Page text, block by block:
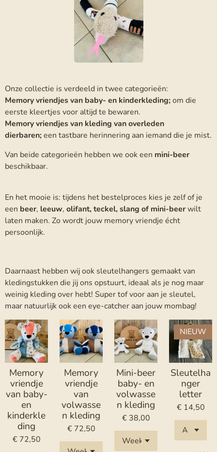
Onze collectie is verdeeld in twee categorieën:
Memory vriendjes van baby- en kinderkleding;om die
eerste kleertjes voor altijd te bewaren.
Memory vriendjes van kleding van overleden
dierbaren;een tastbare herinnering aan iemand die je mist.
Van beide categorieën hebben we ook een mini-beer
beschikbaar.
En het mooie is: tijdens het bestelproces kies je zelf of je
een beer, leeuw, olifant, teckel, slang of mini-beerwilt
laten maken. Zo wordt jouw memory vriendje écht
persoonlijk.
Daarnaast hebben wij ook sleutelhangers gemaakt van
kledingstukken die jij ons opstuurt, ideaal als je nog maar
weinig kleding over hebt! Super tof voor aan je sleutel,
maar natuurlijk ook een eye-catcher aan jouw mombag!
Memory
vriendje
van baby-
en
kinderkle
ding
€ 72,50
Memory
vriendje
van
volwasse
n kleding
€ 72,50
Mini-beer
baby- en
volwasse
n kleding
€ 38,00
NIEUW
Sleutelha
nger
letter
€ 14,50